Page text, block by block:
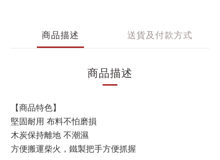
商品描述 送貨及付款方式
商品描述
【商品特色】
堅固耐用 布料不怕磨損
木炭保持離地 不潮濕
方便搬運柴火，鐵製把手方便抓握